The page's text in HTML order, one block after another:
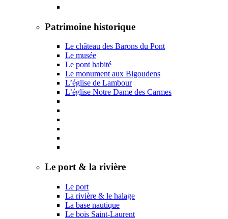
Patrimoine historique
Le château des Barons du Pont
Le musée
Le pont habité
Le monument aux Bigoudens
L’église de Lambour
L’église Notre Dame des Carmes
Le port & la rivière
Le port
La rivière & le halage
La base nautique
Le bois Saint-Laurent